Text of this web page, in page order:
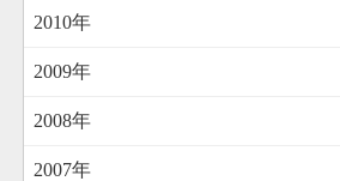
2010年
2009年
2008年
2007年